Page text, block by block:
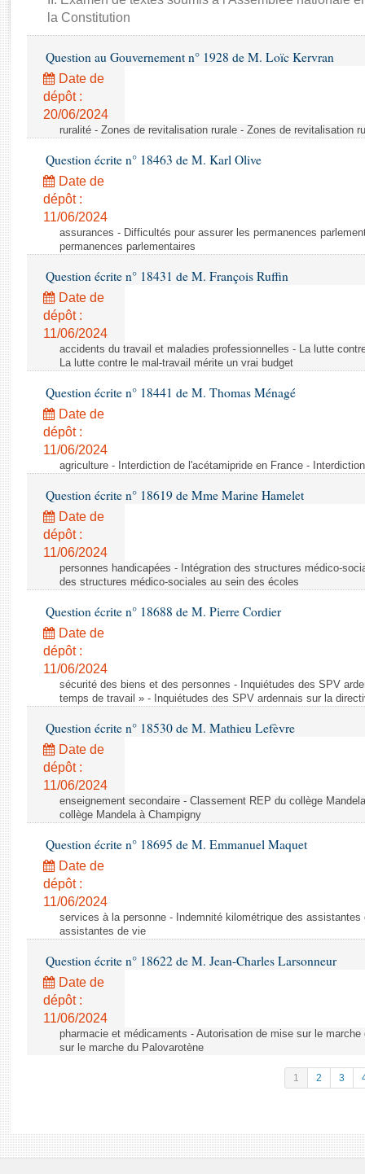
Rapports d'enquête
Rapports législatifs
Baromètre de l’application des lois
Dossiers législatifs
Budget et sécurité sociale
la Constitution
Question au Gouvernement n° 1928 de M. Loïc Kervran
Date de
dépôt :
20/06/2024
ruralité - Zones de revitalisation rurale - Zones de revitalisation
Question écrite n° 18463 de M. Karl Olive
Date de
dépôt :
11/06/2024
assurances - Difficultés pour assurer les permanences
permanences parlementaires
Question écrite n° 18431 de M. François Ruffin
Date de
dépôt :
11/06/2024
accidents du travail et maladies professionnelles - La lutte
La lutte contre le mal-travail mérite un vrai budget
Question écrite n° 18441 de M. Thomas Ménagé
Date de
dépôt :
11/06/2024
agriculture - Interdiction de l'acétamipride en France -
Question écrite n° 18619 de Mme Marine Hamelet
Date de
dépôt :
11/06/2024
personnes handicapées - Intégration des structures médico-
des structures médico-sociales au sein des écoles
Question écrite n° 18688 de M. Pierre Cordier
Date de
dépôt :
11/06/2024
sécurité des biens et des personnes - Inquiétudes des SPV
temps de travail » - Inquiétudes des SPV ardennais sur la
Question écrite n° 18530 de M. Mathieu Lefèvre
Date de
dépôt :
11/06/2024
enseignement secondaire - Classement REP du collège
collège Mandela à Champigny
Question écrite n° 18695 de M. Emmanuel Maquet
Date de
dépôt :
11/06/2024
services à la personne - Indemnité kilométrique des
assistantes de vie
Question écrite n° 18622 de M. Jean-Charles Larsonneur
Date de
dépôt :
11/06/2024
pharmacie et médicaments - Autorisation de mise sur le
sur le marche du Palovarotène
1 2 3